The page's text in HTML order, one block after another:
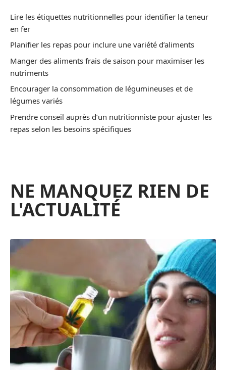
Lire les étiquettes nutritionnelles pour identifier la teneur
en fer
Planifier les repas pour inclure une variété d’aliments
Manger des aliments frais de saison pour maximiser les
nutriments
Encourager la consommation de légumineuses et de
légumes variés
Prendre conseil auprès d’un nutritionniste pour ajuster les
repas selon les besoins spécifiques
NE MANQUEZ RIEN DE
L'ACTUALITÉ